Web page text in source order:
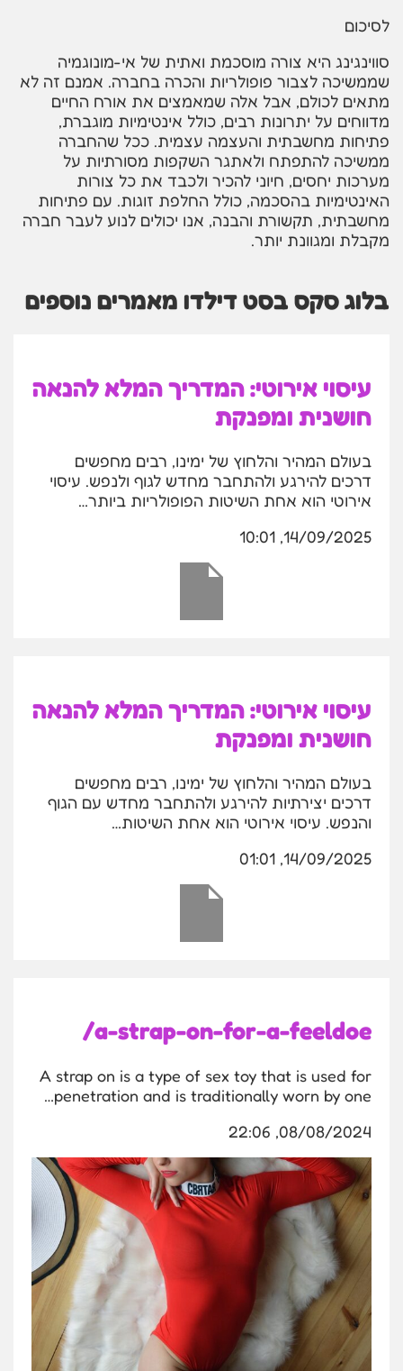
לסיכום
סווינגינג היא צורה מוסכמת ואתית של אי-מונוגמיה
שממשיכה לצבור פופולריות והכרה בחברה. אמנם זה לא
מתאים לכולם, אבל אלה שמאמצים את אורח החיים
מדווחים על יתרונות רבים, כולל אינטימיות מוגברת,
פתיחות מחשבתית והעצמה עצמית. ככל שהחברה
ממשיכה להתפתח ולאתגר השקפות מסורתיות על
מערכות יחסים, חיוני להכיר ולכבד את כל צורות
האינטימיות בהסכמה, כולל החלפת זוגות. עם פתיחות
מחשבתית, תקשורת והבנה, אנו יכולים לנוע לעבר חברה
מקבלת ומגוונת יותר.
בלוג סקס בסט דילדו מאמרים נוספים
עיסוי אירוטי: המדריך המלא להנאה
חושנית ומפנקת
בעולם המהיר והלחוץ של ימינו, רבים מחפשים
דרכים להירגע ולהתחבר מחדש לגוף ולנפש. עיסוי
אירוטי הוא אחת השיטות הפופולריות ביותר…
14/09/2025, 10:01
עיסוי אירוטי: המדריך המלא להנאה
חושנית ומפנקת
בעולם המהיר והלחוץ של ימינו, רבים מחפשים
דרכים יצירתיות להירגע ולהתחבר מחדש עם הגוף
והנפש. עיסוי אירוטי הוא אחת השיטות…
14/09/2025, 01:01
a-strap-on-for-a-feeldoe/
A strap on is a type of sex toy that is used for
penetration and is traditionally worn by one…
08/08/2024, 22:06